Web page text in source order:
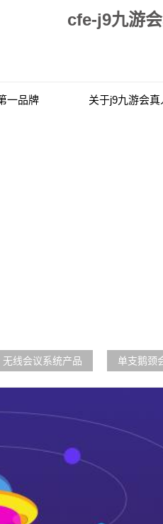
cfe-j9九游
一品牌 关于j9九游会
无线会议系统产品 单支鹅颈